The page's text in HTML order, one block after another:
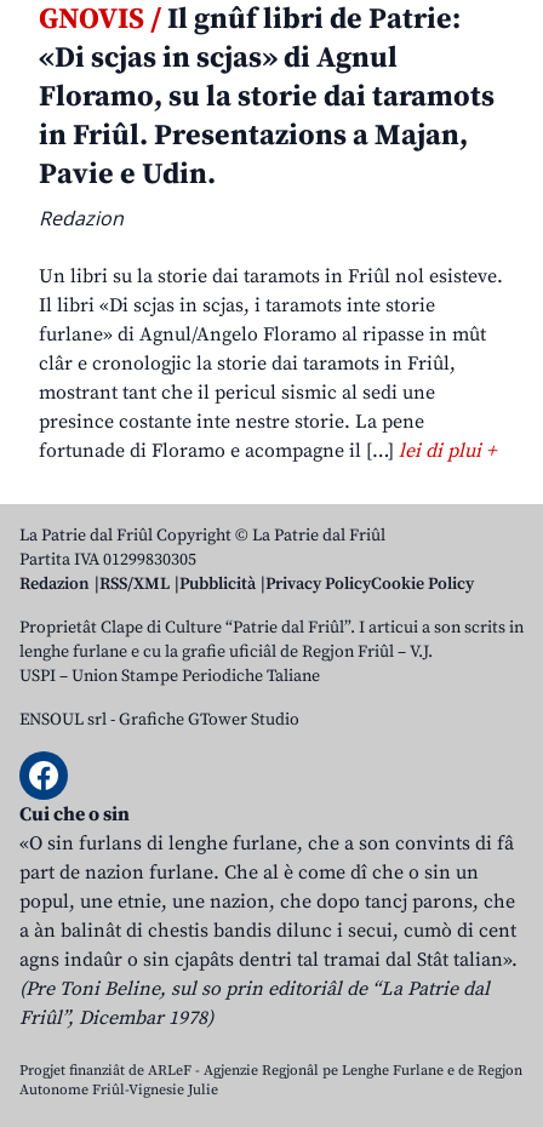
GNOVIS /Il gnûf libri de Patrie:
«Di scjas in scjas» di Agnul
Floramo, su la storie dai taramots
in Friûl. Presentazions a Majan,
Pavie e Udin.
Redazion
Un libri su la storie dai taramots in Friûl nol esisteve.
Il libri «Di scjas in scjas, i taramots inte storie
furlane» di Agnul/Angelo Floramo al ripasse in mût
clâr e cronologjic la storie dai taramots in Friûl,
mostrant tant che il pericul sismic al sedi une
presince costante inte nestre storie. La pene
fortunade di Floramo e acompagne il […] lei di plui +
La Patrie dal Friûl Copyright © La Patrie dal Friûl
Partita IVA 01299830305
Redazion RSS/XML Pubblicità Privacy PolicyCookie Policy
Proprietât Clape di Culture “Patrie dal Friûl”. I articui a son scrits in
lenghe furlane e cu la grafie uficiâl de Regjon Friûl – V.J.
USPI – Union Stampe Periodiche Taliane
ENSOUL srl-Grafiche GTower Studio
Cui che o sin
«O sin furlans di lenghe furlane, che a son convints di fâ
part de nazion furlane. Che al è come dî che o sin un
popul, une etnie, une nazion, che dopo tancj parons, che
a àn balinât di chestis bandis dilunc i secui, cumò di cent
agns indaûr o sin cjapâts dentri tal tramai dal Stât talian».
(Pre Toni Beline, sul so prin editoriâl de “La Patrie dal
Friûl”, Dicembar 1978)
Progjet finanziât de ARLeF - Agjenzie Regjonâl pe Lenghe Furlane e de Regjon
Autonome Friûl-Vignesie Julie